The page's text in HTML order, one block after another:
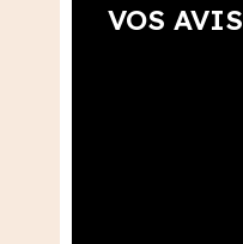
VOS AVIS